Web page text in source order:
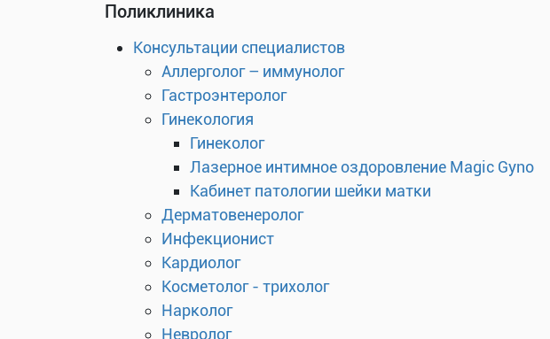
Поликлиника
Консультации специалистов
Аллерголог – иммунолог
Гастроэнтеролог
Гинекология
Гинеколог
Лазерное интимное оздоровление Magic Gyno
Кабинет патологии шейки матки
Дерматовенеролог
Инфекционист
Кардиолог
Косметолог - трихолог
Нарколог
Невролог